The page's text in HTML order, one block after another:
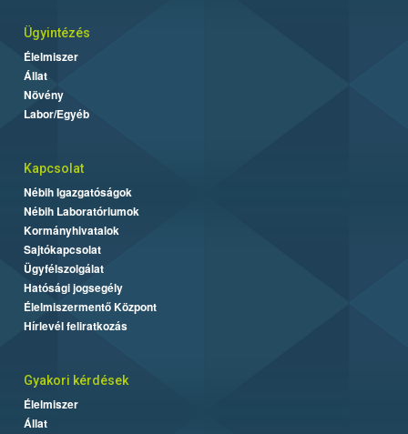
Ügyintézés
Élelmiszer
Állat
Növény
Labor/Egyéb
Kapcsolat
Nébih Igazgatóságok
Nébih Laboratóriumok
Kormányhivatalok
Sajtókapcsolat
Ügyfélszolgálat
Hatósági jogsegély
Élelmiszermentő Központ
Hírlevél feliratkozás
Gyakori kérdések
Élelmiszer
Állat